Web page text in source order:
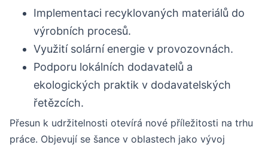
Implementaci recyklovaných materiálů do
výrobních procesů.
Využití solární energie v provozovnách.
Podporu lokálních dodavatelů a
ekologických praktik v dodavatelských
řetězcích.
Přesun k udržitelnosti otevírá nové příležitosti na trhu
práce. Objevují se šance v oblastech jako vývoj